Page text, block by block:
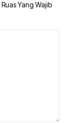
Ruas Yang Wajib